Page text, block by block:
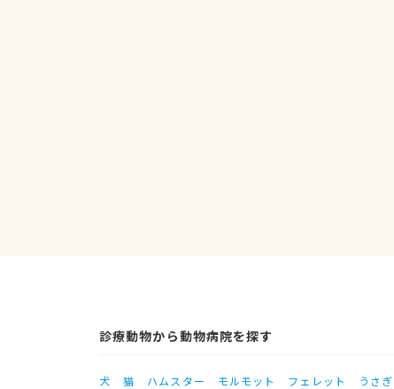
診療動物から動物病院を探す
犬 猫 ハムスター モルモット フェレット うさぎ